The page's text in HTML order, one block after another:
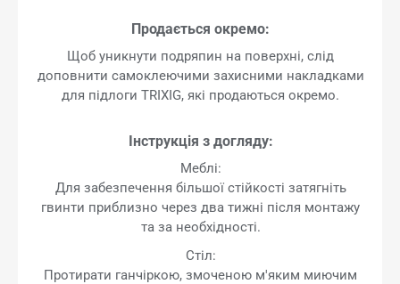
Продається окремо:
Щоб уникнути подряпин на поверхні, слід
доповнити самоклеючими захисними накладками
для підлоги TRIXIG, які продаються окремо.
Інструкція з догляду:
Меблі:
Для забезпечення більшої стійкості затягніть
гвинти приблизно через два тижні після монтажу
та за необхідності.
Стіл:
Протирати ганчіркою, змоченою м'яким миючим